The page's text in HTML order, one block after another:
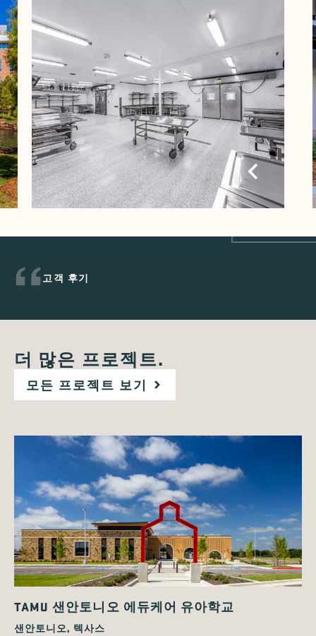
고객 후기
더 많은 프로젝트.
모든 프로젝트 보기
TAMU 샌안토니오 에듀케어 유아학교
샌안토니오, 텍사스